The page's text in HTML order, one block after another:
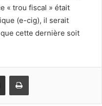
« trou fiscal » était
(e-cig), il serait
cette dernière soit
Partagez par mail Imprimez